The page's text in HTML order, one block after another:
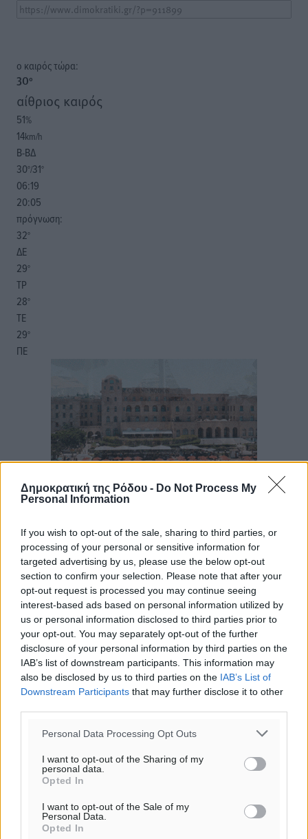
Δημοκρατική της Ρόδου - Do Not Process My
Personal Information
If you wish to opt-out of the sale, sharing to third parties, or
processing of your personal or sensitive information for
targeted advertising by us, please use the below opt-out
section to confirm your selection. Please note that after your
opt-out request is processed you may continue seeing
interest-based ads based on personal information utilized by
us or personal information disclosed to third parties prior to
your opt-out. You may separately opt-out of the further
disclosure of your personal information by third parties on the
IAB’s list of downstream participants. This information may
also be disclosed by us to third parties on the IAB’s List of
Downstream Participants that may further disclose it to other
Personal Data Processing Opt Outs
I want to opt-out of the Sharing of my
personal data.
Opted In
I want to opt-out of the Sale of my
Personal Data.
Opted In
o καιρός τώρα:
30°
αίθριος καιρός
51%
14km/h
Β-ΒΔ
30°/31°
06:19
20:05
πρόγνωση:
32°
ΔΕ
29°
ΤΡ
28°
ΤΕ
29°
ΠΕ